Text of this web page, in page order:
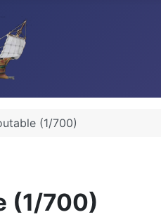
(1/700)
(1/700)